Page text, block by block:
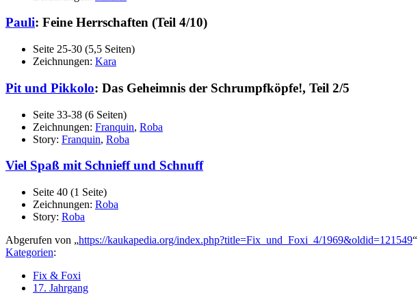
Pauli: Feine Herrschaften (Teil 4/10)
Seite 25-30 (5,5 Seiten)
Zeichnungen: Kara
Pit und Pikkolo: Das Geheimnis der Schrumpfköpfe!, Teil 2/5
Seite 33-38 (6 Seiten)
Zeichnungen: Franquin, Roba
Story: Franquin, Roba
Viel Spaß mit Schnieff und Schnuff
Seite 40 (1 Seite)
Zeichnungen: Roba
Story: Roba
Abgerufen von „https://kaukapedia.org/index.php?title=Fix_und_Foxi_4/1969&oldid=121549“
Kategorien:
Fix & Foxi
17. Jahrgang